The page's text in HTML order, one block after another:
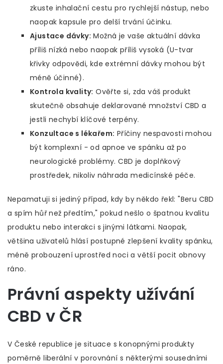
zkuste inhalační cestu pro rychlejší nástup, nebo
naopak kapsule pro delší trvání účinku.
Ajustace dávky: Možná je vaše aktuální dávka
příliš nízká nebo naopak příliš vysoká (U-tvar
křivky odpovědi, kde extrémní dávky mohou být
méně účinné).
Kontrola kvality: Ověřte si, zda váš produkt
skutečně obsahuje deklarované množství CBD a
jestli nechybí klíčové terpény.
Konzultace s lékařem: Příčiny nespavosti mohou
být komplexní - od apnoe ve spánku až po
neurologické problémy. CBD je doplňkový
prostředek, nikoliv náhrada medicínské péče.
Nepamatuji si jediný případ, kdy by někdo řekl: "Beru CBD
a spím hůř než předtím," pokud nešlo o špatnou kvalitu
produktu nebo interakci s jinými látkami. Naopak,
většina uživatelů hlásí postupné zlepšení kvality spánku,
méně probouzení uprostřed noci a větší pocit obnovy
ráno.
Právní aspekty užívání
CBD v ČR
V České republice je situace s konopnými produkty
poměrně liberální v porovnání s některými sousedními